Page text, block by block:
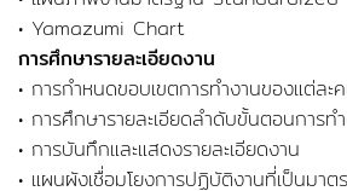
• Yamazumi Chart
การศึกษารายละเอียดงาน
• การกำหนดขอบเขตการทำงานของแต่ละ
• การศึกษารายละเอียดลำดับขั้นตอนการท
• การบันทึกและแสดงรายละเอียดงาน
• แผนผังเชื่อมโยงการปฏิบัติงานที่เป็นมาต